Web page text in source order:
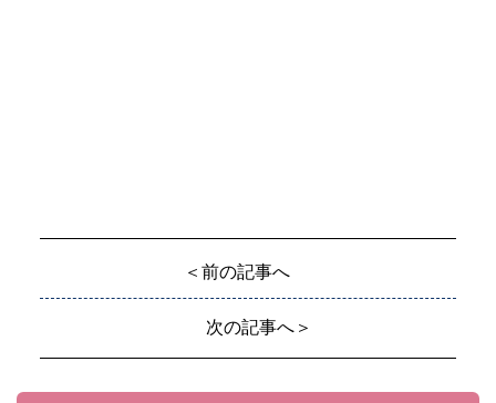
＜前の記事へ
次の記事へ＞